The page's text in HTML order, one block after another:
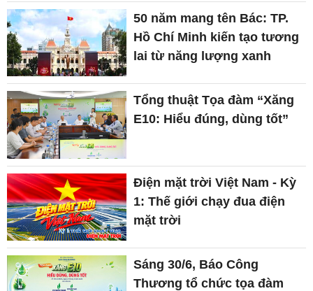
50 năm mang tên Bác: TP.
Hồ Chí Minh kiến tạo tương
lai từ năng lượng xanh
Tổng thuật Tọa đàm “Xăng
E10: Hiểu đúng, dùng tốt”
Điện mặt trời Việt Nam - Kỳ
1: Thế giới chạy đua điện
mặt trời
Sáng 30/6, Báo Công
Thương tổ chức tọa đàm